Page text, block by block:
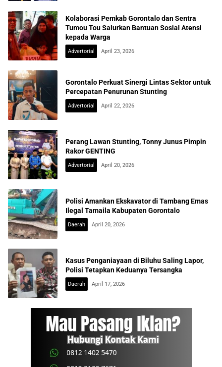
Kolaborasi Pemkab Gorontalo dan Sentra
Tumou Tou Salurkan Bantuan Sosial Atensi
kepada Warga
Advertorial April 23, 2026
Gorontalo Perkuat Sinergi Lintas Sektor untuk
Percepatan Penurunan Stunting
Advertorial April 22, 2026
Perang Lawan Stunting, Tonny Junus Pimpin
Rakor GENTING
Advertorial April 20, 2026
Polisi Amankan Ekskavator di Tambang Emas
Ilegal Tamaila Kabupaten Gorontalo
Daerah April 20, 2026
Kasus Penganiayaan di Biluhu Saling Lapor,
Polisi Tetapkan Keduanya Tersangka
Daerah April 17, 2026